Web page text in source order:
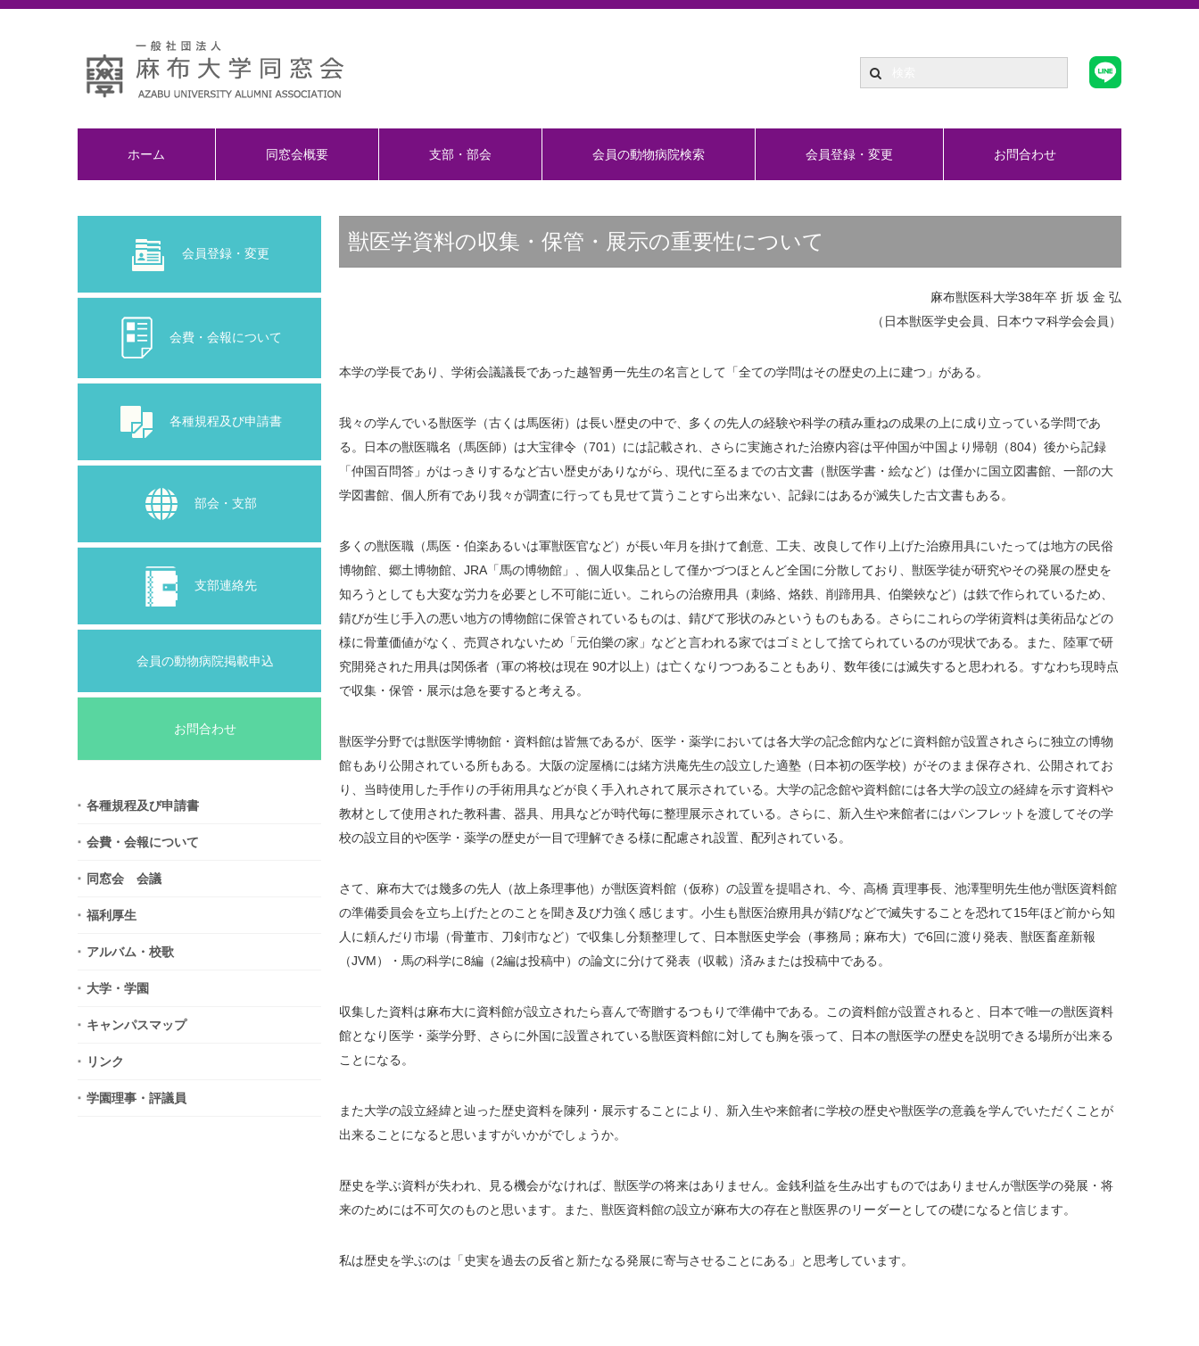
ホーム 同窓会概要 支部・部会 会員の動物病院検索 会員登録・変更 お問合わせ
獣医学資料の収集・保管・展示の重要性について
麻布獣医科大学38年卒 折 坂 金 弘
（日本獣医学史会員、日本ウマ科学会会員）
本学の学長であり、学術会議議長であった越智勇一先生の名言として「全ての学問はその歴史の上に建つ」がある。
我々の学んでいる獣医学（古くは馬医術）は長い歴史の中で、多くの先人の経験や科学の積み重ねの成果の上に成り立っている学問であ
る。日本の獣医職名（馬医師）は大宝律令（701）には記載され、さらに実施された治療内容は平仲国が中国より帰朝（804）後から記録
「仲国百問答」がはっきりするなど古い歴史がありながら、現代に至るまでの古文書（獣医学書・絵など）は僅かに国立図書館、一部の大
学図書館、個人所有であり我々が調査に行っても見せて貰うことすら出来ない、記録にはあるが滅失した古文書もある。
多くの獣医職（馬医・伯楽あるいは軍獣医官など）が長い年月を掛けて創意、工夫、改良して作り上げた治療用具にいたっては地方の民俗
博物館、郷土博物館、JRA「馬の博物館」、個人収集品として僅かづつほとんど全国に分散しており、獣医学徒が研究やその発展の歴史を
知ろうとしても大変な労力を必要とし不可能に近い。これらの治療用具（刺絡、烙鉄、削蹄用具、伯樂鋏など）は鉄で作られているため、
錆びが生じ手入の悪い地方の博物館に保管されているものは、錆びて形状のみというものもある。さらにこれらの学術資料は美術品などの
様に骨董価値がなく、売買されないため「元伯樂の家」などと言われる家ではゴミとして捨てられているのが現状である。また、陸軍で研
究開発された用具は関係者（軍の将校は現在 90才以上）は亡くなりつつあることもあり、数年後には滅失すると思われる。すなわち現時点
で収集・保管・展示は急を要すると考える。
獣医学分野では獣医学博物館・資料館は皆無であるが、医学・薬学においては各大学の記念館内などに資料館が設置されさらに独立の博物
館もあり公開されている所もある。大阪の淀屋橋には緒方洪庵先生の設立した適塾（日本初の医学校）がそのまま保存され、公開されてお
り、当時使用した手作りの手術用具などが良く手入れされて展示されている。大学の記念館や資料館には各大学の設立の経緯を示す資料や
教材として使用された教科書、器具、用具などが時代毎に整理展示されている。さらに、新入生や来館者にはパンフレットを渡してその学
校の設立目的や医学・薬学の歴史が一目で理解できる様に配慮され設置、配列されている。
さて、麻布大では幾多の先人（故上条理事他）が獣医資料館（仮称）の設置を提唱され、今、高橋 貢理事長、池澤聖明先生他が獣医資料館
の準備委員会を立ち上げたとのことを聞き及び力強く感じます。小生も獣医治療用具が錆びなどで滅失することを恐れて15年ほど前から知
人に頼んだり市場（骨董市、刀剣市など）で収集し分類整理して、日本獣医史学会（事務局；麻布大）で6回に渡り発表、獣医畜産新報
（JVM）・馬の科学に8編（2編は投稿中）の論文に分けて発表（収載）済みまたは投稿中である。
収集した資料は麻布大に資料館が設立されたら喜んで寄贈するつもりで準備中である。この資料館が設置されると、日本で唯一の獣医資料
館となり医学・薬学分野、さらに外国に設置されている獣医資料館に対しても胸を張って、日本の獣医学の歴史を説明できる場所が出来る
ことになる。
また大学の設立経緯と辿った歴史資料を陳列・展示することにより、新入生や来館者に学校の歴史や獣医学の意義を学んでいただくことが
出来ることになると思いますがいかがでしょうか。
歴史を学ぶ資料が失われ、見る機会がなければ、獣医学の将来はありません。金銭利益を生み出すものではありませんが獣医学の発展・将
来のためには不可欠のものと思います。また、獣医資料館の設立が麻布大の存在と獣医界のリーダーとしての礎になると信じます。
私は歴史を学ぶのは「史実を過去の反省と新たなる発展に寄与させることにある」と思考しています。
会員登録・変更
会費・会報について
各種規程及び申請書
部会・支部
支部連絡先
会員の動物病院掲載申込
お問合わせ
各種規程及び申請書
会費・会報について
同窓会 会議
福利厚生
アルバム・校歌
大学・学園
キャンパスマップ
リンク
学園理事・評議員